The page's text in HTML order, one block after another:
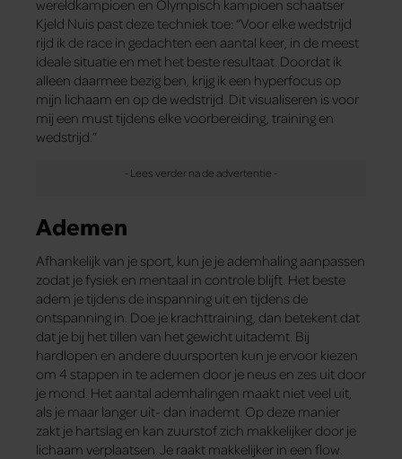
wereldkampioen en Olympisch kampioen schaatser
Kjeld Nuis past deze techniek toe: “Voor elke wedstrijd
rijd ik de race in gedachten een aantal keer, in de meest
ideale situatie en met het beste resultaat. Doordat ik
alleen daarmee bezig ben, krijg ik een hyperfocus op
mijn lichaam en op de wedstrijd. Dit visualiseren is voor
mij een must tijdens elke voorbereiding, training en
wedstrijd.”
Ademen
Afhankelijk van je sport, kun je je ademhaling aanpassen
zodat je fysiek en mentaal in controle blijft. Het beste
adem je tijdens de inspanning uit en tijdens de
ontspanning in. Doe je krachttraining, dan betekent dat
dat je bij het tillen van het gewicht uitademt. Bij
hardlopen en andere duursporten kun je ervoor kiezen
om 4 stappen in te ademen door je neus en zes uit door
je mond. Het aantal ademhalingen maakt niet veel uit,
als je maar langer uit- dan inademt. Op deze manier
zakt je hartslag en kan zuurstof zich makkelijker door je
lichaam verplaatsen. Je raakt makkelijker in een flow.